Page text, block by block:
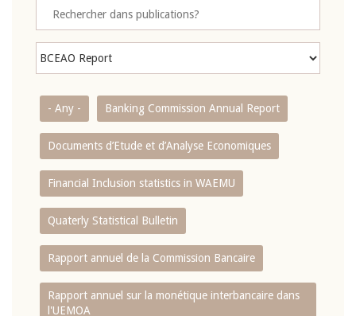
- Any - Banking Commission Annual Report
Documents d’Etude et d’Analyse Economiques
Financial Inclusion statistics in WAEMU
Quaterly Statistical Bulletin
Rapport annuel de la Commission Bancaire
Rapport annuel sur la monétique interbancaire dans
l'UEMOA